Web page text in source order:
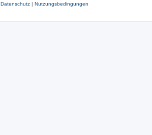
Datenschutz| Nutzungsbedingungen